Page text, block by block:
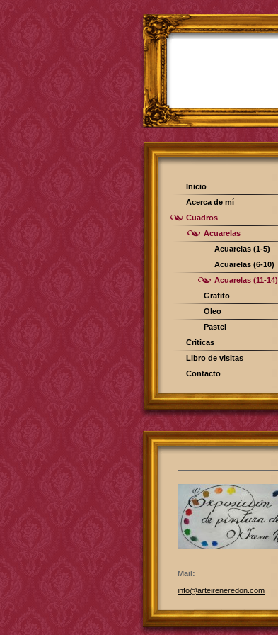
Inicio
Acerca de mí
Cuadros
Acuarelas
Acuarelas (1-5)
Acuarelas (6-10)
Acuarelas (11-14)
Grafito
Oleo
Pastel
Criticas
Libro de visitas
Contacto
Mail:
info@arteireneredon.com